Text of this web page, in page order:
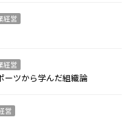
経営
経営
ーツから学んだ組織論
営